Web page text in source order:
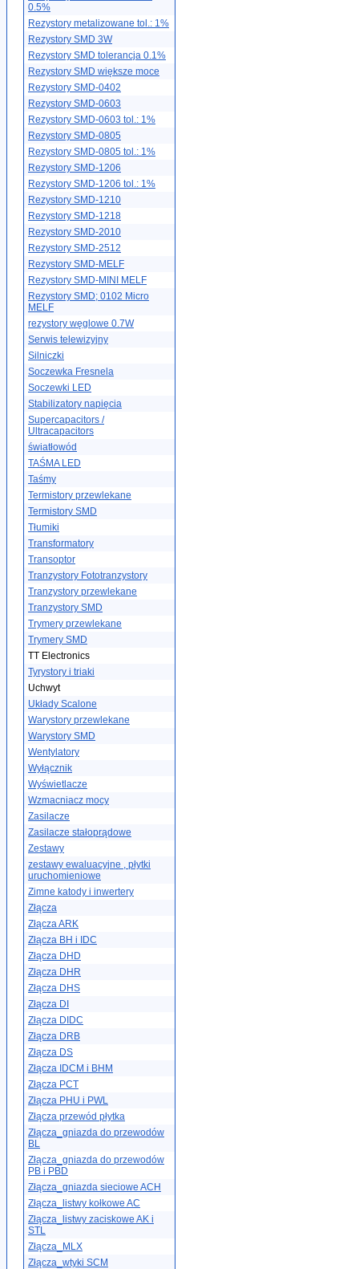
0.5%
Rezystory metalizowane tol.: 1%
Rezystory SMD 3W
Rezystory SMD tolerancja 0.1%
Rezystory SMD większe moce
Rezystory SMD-0402
Rezystory SMD-0603
Rezystory SMD-0603 tol.: 1%
Rezystory SMD-0805
Rezystory SMD-0805 tol.: 1%
Rezystory SMD-1206
Rezystory SMD-1206 tol.: 1%
Rezystory SMD-1210
Rezystory SMD-1218
Rezystory SMD-2010
Rezystory SMD-2512
Rezystory SMD-MELF
Rezystory SMD-MINI MELF
Rezystory SMD; 0102 Micro
MELF
rezystory węglowe 0.7W
Serwis telewizyjny
Silniczki
Soczewka Fresnela
Soczewki LED
Stabilizatory napięcia
Supercapacitors /
Ultracapacitors
światłowód
TAŚMA LED
Taśmy
Termistory przewlekane
Termistory SMD
Tłumiki
Transformatory
Transoptor
Tranzystory Fototranzystory
Tranzystory przewlekane
Tranzystory SMD
Trymery przewlekane
Trymery SMD
TT Electronics
Tyrystory i triaki
Uchwyt
Układy Scalone
Warystory przewlekane
Warystory SMD
Wentylatory
Wyłącznik
Wyświetlacze
Wzmacniacz mocy
Zasilacze
Zasilacze stałoprądowe
Zestawy
zestawy ewaluacyjne , płytki
uruchomieniowe
Zimne katody i inwertery
Złącza
Złącza ARK
Złącza BH i IDC
Złącza DHD
Złącza DHR
Złącza DHS
Złącza DI
Złącza DIDC
Złącza DRB
Złącza DS
Złącza IDCM i BHM
Złącza PCT
Złącza PHU i PWL
Złącza przewód płytka
Złącza_gniazda do przewodów
BL
Złącza_gniazda do przewodów
PB i PBD
Złącza_gniazda sieciowe ACH
Złącza_listwy kołkowe AC
Złącza_listwy zaciskowe AK i
STL
Złącza_MLX
Złącza_wtyki SCM